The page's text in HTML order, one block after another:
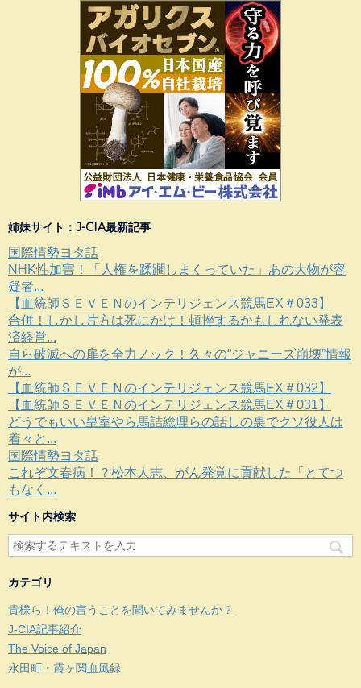
姉妹サイト：J-CIA最新記事
国際情勢ヨタ話
NHK性加害！「人権を蹂躙しまくっていた」あの大物が容
疑者...
【血統師ＳＥＶＥＮのインテリジェンス競馬EX＃033】
合併！しかし片方は死にかけ！頓挫するかもしれない発表
済経営...
自ら破滅への扉を全力ノック！久々の“ジャニーズ崩壊”情報
が...
【血統師ＳＥＶＥＮのインテリジェンス競馬EX＃032】
【血統師ＳＥＶＥＮのインテリジェンス競馬EX＃031】
どうでもいい皇室やら馬詰総理らの話しの裏でクソ役人は
着々と...
国際情勢ヨタ話
これぞ文春病！？松本人志、がん発覚に貢献した「とてつ
もなく...
サイト内検索
カテゴリ
貴様ら！俺の言うことを聞いてみませんか？
J-CIA記事紹介
The Voice of Japan
永田町・霞ヶ関血風録